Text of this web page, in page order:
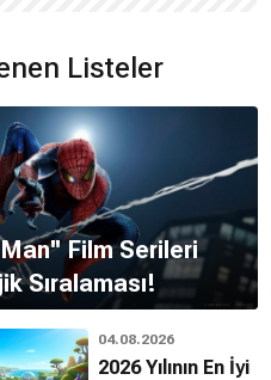
Listeler
Film Serileri
Sıralaması!
04.08.2026
2026 Yılının En İyi